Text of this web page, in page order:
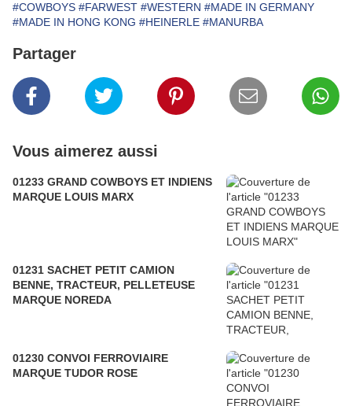
#COWBOYS #FARWEST #WESTERN #MADE IN GERMANY
#MADE IN HONG KONG #HEINERLE #MANURBA
Partager
Vous aimerez aussi
01233 GRAND COWBOYS ET INDIENS
MARQUE LOUIS MARX
01231 SACHET PETIT CAMION
BENNE, TRACTEUR, PELLETEUSE
MARQUE NOREDA
01230 CONVOI FERROVIAIRE
MARQUE TUDOR ROSE